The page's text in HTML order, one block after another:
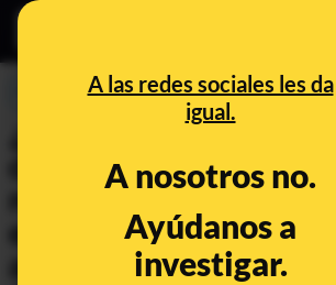
A las redes sociales les da
igual.
A nosotros no.
Ayúdanos a
investigar.
PREBUNKING
¿Qué significan los 52
diputados de Vox?
recurrir las leyes
el Congreso y los
autonómicos ante el